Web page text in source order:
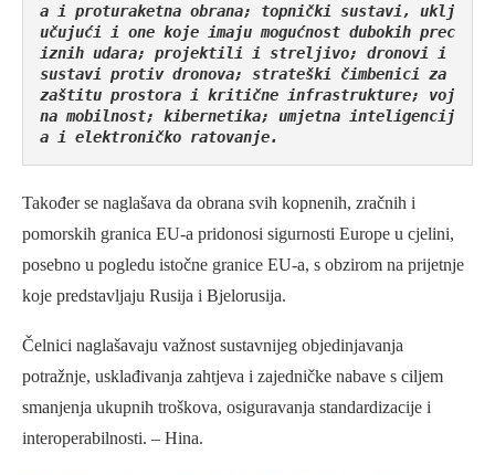
a i proturaketna obrana; topnički sustavi, uklj
učujući i one koje imaju mogućnost dubokih prec
iznih udara; projektili i streljivo; dronovi i
sustavi protiv dronova; strateški čimbenici za
zaštitu prostora i kritične infrastrukture; voj
na mobilnost; kibernetika; umjetna inteligencij
a i elektroničko ratovanje.
Također se naglašava da obrana svih kopnenih, zračnih i
pomorskih granica EU-a pridonosi sigurnosti Europe u cjelini,
posebno u pogledu istočne granice EU-a, s obzirom na prijetnje
koje predstavljaju Rusija i Bjelorusija.
Čelnici naglašavaju važnost sustavnijeg objedinjavanja
potražnje, usklađivanja zahtjeva i zajedničke nabave s ciljem
smanjenja ukupnih troškova, osiguravanja standardizacije i
interoperabilnosti. – Hina.